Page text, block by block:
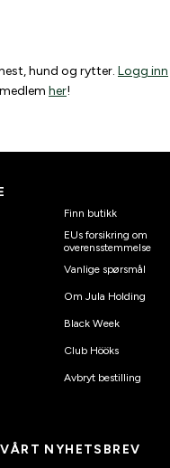
hund og rytter. Logg inn
her!
Finn butikk
EUs forsikring om
overensstemmelse
Vanlige spørsmål
Om Jula Holding
Black Week
Club Hööks
Avbryt bestilling
NYHETSBREV